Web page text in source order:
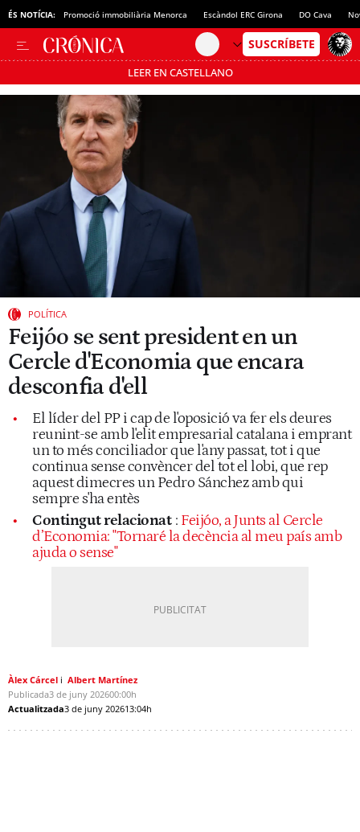
ÉS NOTÍCIA: Promoció immobiliària Menorca Escàndol ERC Girona DO Cava
LEER EN CASTELLANO
Passa’t al mode estalvi
POLÍTICA
Feijóo se sent president en un
Cercle d'Economia que encara
desconfia d'ell
El líder del PP i cap de l'oposició va fer els deures
reunint-se amb l'elit empresarial catalana i emprant
un to més conciliador que l'any passat, tot i que
continua sense convèncer del tot el lobi, que rep
aquest dimecres un Pedro Sánchez amb qui
sempre s'ha entès
Contingut relacionat : Feijóo, a Junts al Cercle
d’Economia: "Tornaré la decència al meu país amb
ajuda o sense"
Àlex Cárcel
Albert Martínez
Publicada3 de juny 202600:00h
Actualitzada3 de juny 202613:04h